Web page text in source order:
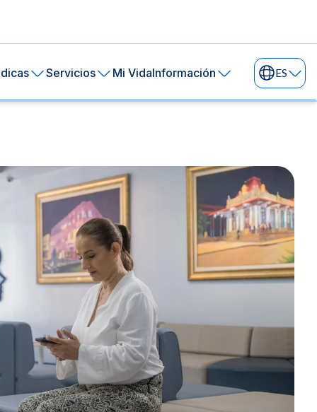
de tu piel.
en manos de especialistas.
y vías urinarias.
Servicios
horas.
Mi VidaInformación ES